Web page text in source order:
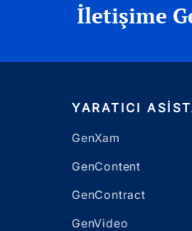
İletişime
YARATICI
GenXam
GenContent
GenContract
GenVideo